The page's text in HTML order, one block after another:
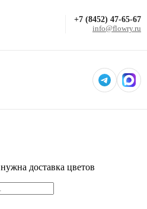
+7 (8452) 47-65-67
info@flowry.ru
доставка цветов